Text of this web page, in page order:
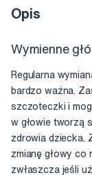
Opis
Wymienne
Regularna
bardzo ważna.
szczoteczki i
w głowie tworzą
zdrowia dziecka.
zmianę głowy co
zwłaszcza jeśli